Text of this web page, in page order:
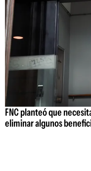
FNC planteó que
eliminar algunos